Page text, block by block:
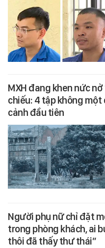
MXH đang khen nức
chiếu: 4 tập không
cảnh đầu tiên
Người phụ nữ chỉ đặt
trong phòng khách, ai
thôi đã thấy thư thái”